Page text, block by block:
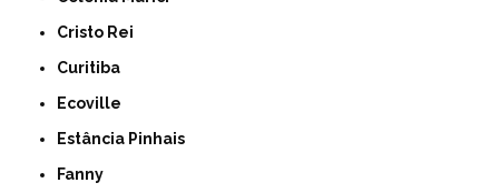
Cristo Rei
Curitiba
Ecoville
Estância Pinhais
Fanny